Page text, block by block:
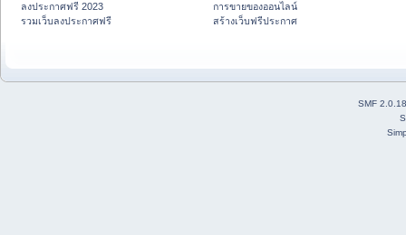
ลงประกาศฟรี 2023
รวมเว็บลงประกาศฟรี
การขายของออนไลน์
สร้างเว็บฟรีประกาศ
SMF 2.0.18